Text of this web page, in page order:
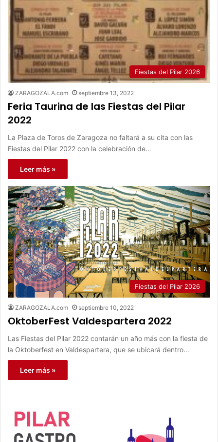
Fiestas del Pilar 2026
ZARAGOZALA.com septiembre 13, 2022
Feria Taurina de las Fiestas del Pilar
2022
La Plaza de Toros de Zaragoza no faltará a su cita con las
Fiestas del Pilar 2022 con la celebración de…
Leer más »
Fiestas del Pilar 2026
ZARAGOZALA.com septiembre 10, 2022
OktoberFest Valdespartera 2022
Las Fiestas del Pilar 2022 contarán un año más con la fiesta de
la Oktoberfest en Valdespartera, que se ubicará dentro…
Leer más »